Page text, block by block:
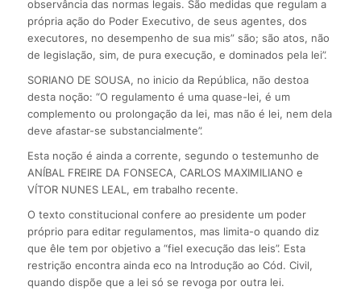
observância das normas legais. São medidas que regulam a
própria ação do Poder Executivo, de seus agentes, dos
executores, no desempenho de sua mis” são; são atos, não
de legislação, sim, de pura execução, e dominados pela lei”.
SORIANO DE SOUSA, no inicio da República, não destoa
desta noção: “O regulamento é uma quase-lei, é um
complemento ou prolongação da lei, mas não é lei, nem dela
deve afastar-se substancialmente”.
Esta noção é ainda a corrente, segundo o testemunho de
ANÍBAL FREIRE DA FONSECA, CARLOS MAXIMILIANO e
VÍTOR NUNES LEAL, em trabalho recente.
O texto constitucional confere ao presidente um poder
próprio para editar regulamentos, mas limita-o quando diz
que êle tem por objetivo a “fiel execução das leis”. Esta
restrição encontra ainda eco na Introdução ao Cód. Civil,
quando dispõe que a lei só se revoga por outra lei.